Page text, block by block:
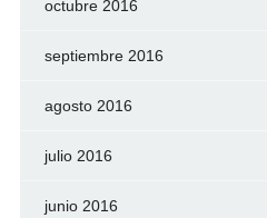
octubre 2016
septiembre 2016
agosto 2016
julio 2016
junio 2016